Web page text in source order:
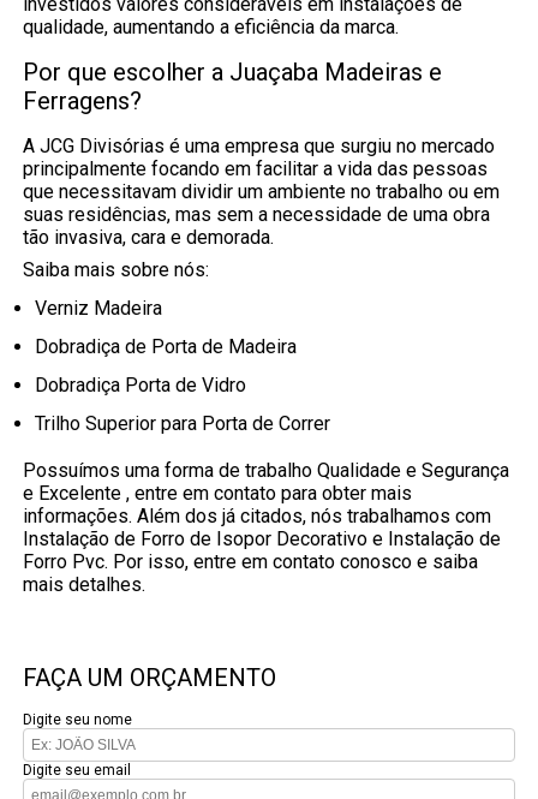
qualidade, aumentando a eficiência da marca.
Por que escolher a Juaçaba Madeiras e
Ferragens?
A JCG Divisórias é uma empresa que surgiu no mercado
principalmente focando em facilitar a vida das pessoas
que necessitavam dividir um ambiente no trabalho ou em
suas residências, mas sem a necessidade de uma obra
tão invasiva, cara e demorada.
Saiba mais sobre nós:
Verniz Madeira
Dobradiça de Porta de Madeira
Dobradiça Porta de Vidro
Trilho Superior para Porta de Correr
Possuímos uma forma de trabalho Qualidade e Segurança
e Excelente , entre em contato para obter mais
informações. Além dos já citados, nós trabalhamos com
Instalação de Forro de Isopor Decorativo e Instalação de
Forro Pvc. Por isso, entre em contato conosco e saiba
mais detalhes.
FAÇA UM ORÇAMENTO
Digite seu nome
Digite seu email